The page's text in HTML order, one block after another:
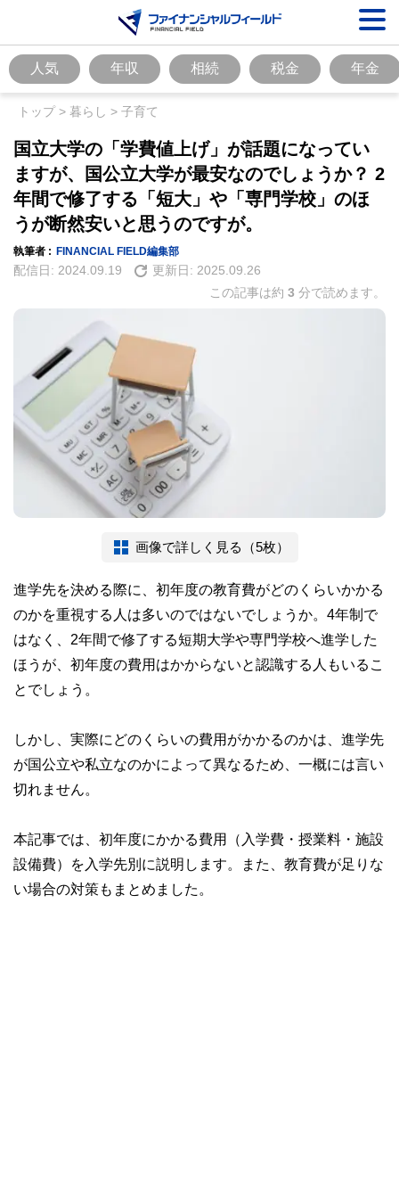
人気 年収 相続 税金 年金
トップ> 暮らし > 子育て
国立大学の「学費値上げ」が話題になってい
ますが、国公立大学が最安なのでしょうか？ 2
年間で修了する「短大」や「専門学校」のほ
うが断然安いと思うのですが。
執筆者 : FINANCIAL FIELD編集部
配信日: 2024.09.19 更新日: 2025.09.26
この記事は約 3 分で読めます。
画像で詳しく見る（5枚）
進学先を決める際に、初年度の教育費がどのくらいかかる
のかを重視する人は多いのではないでしょうか。4年制で
はなく、2年間で修了する短期大学や専門学校へ進学した
ほうが、初年度の費用はかからないと認識する人もいるこ
とでしょう。
しかし、実際にどのくらいの費用がかかるのかは、進学先
が国公立や私立なのかによって異なるため、一概には言い
切れません。
本記事では、初年度にかかる費用（入学費・授業料・施設
設備費）を入学先別に説明します。また、教育費が足りな
い場合の対策もまとめました。